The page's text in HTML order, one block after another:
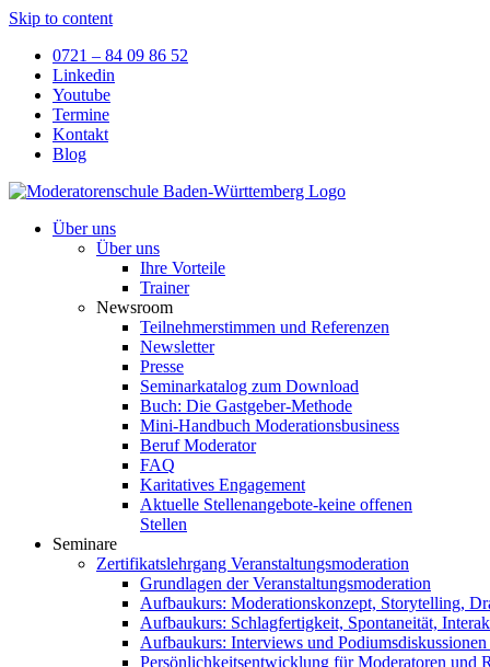
Skip to content
0721 – 84 09 86 52
Linkedin
Youtube
Termine
Kontakt
Blog
Über uns
Über uns
Ihre Vorteile
Trainer
Newsroom
Teilnehmerstimmen und Referenzen
Newsletter
Presse
Seminarkatalog zum Download
Buch: Die Gastgeber-Methode
Mini-Handbuch Moderationsbusiness
Beruf Moderator
FAQ
Karitatives Engagement
Aktuelle Stellenangebote-keine offenen
Stellen
Seminare
Zertifikatslehrgang Veranstaltungsmoderation
Grundlagen der Veranstaltungsmoderation
Aufbaukurs: Moderationskonzept, Storytelling,
Aufbaukurs: Schlagfertigkeit, Spontaneität,
Aufbaukurs: Interviews und
Persönlichkeitsentwicklung für Moderatoren und